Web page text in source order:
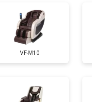
3200 ₽
4400 ₽
6200 ₽
VF-M10